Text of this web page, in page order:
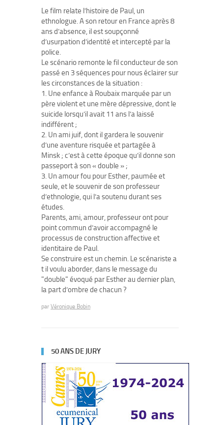
Le film relate l’histoire de Paul, un
ethnologue. A son retour en France après 8
ans d’absence, il est soupçonné
d’usurpation d’identité et intercepté par la
police.
Le scénario remonte le fil conducteur de son
passé en 3 séquences pour nous éclairer sur
les circonstances de la situation :
1. Une enfance à Roubaix marquée par un
père violent et une mère dépressive, dont le
suicide lorsqu’il avait 11 ans l’a laissé
indifférent ;
2. Un ami juif, dont il gardera le souvenir
d’une aventure risquée et partagée à
Minsk ; c’est à cette époque qu’il donne son
passeport à son « double » ;
3. Un amour fou pour Esther, paumée et
seule, et le souvenir de son professeur
d’ethnologie, qui l’a soutenu durant ses
études.
Parents, ami, amour, professeur ont pour
point commun d’avoir accompagné le
processus de construction affective et
identitaire de Paul.
Se construire est un chemin. Le scénariste a
t il voulu aborder, dans le message du
"double" évoqué par Esther au dernier plan,
la part d’ombre de chacun ?
par Véronique Bobin
50 ANS DE JURY